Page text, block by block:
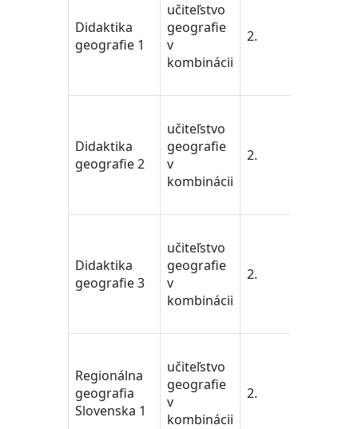
Didaktika
geografie 1
učiteľstvo
geografie
v
kombinácii
2.
Didaktika
geografie 2
učiteľstvo
geografie
v
kombinácii
2.
Didaktika
geografie 3
učiteľstvo
geografie
v
kombinácii
2.
Regionálna
geografia
Slovenska 1
učiteľstvo
geografie
v
kombinácii
2.